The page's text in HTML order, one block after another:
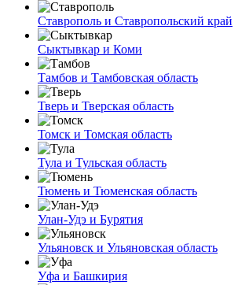
Ставрополь и Ставропольский край
Сыктывкар и Коми
Тамбов и Тамбовская область
Тверь и Тверская область
Томск и Томская область
Тула и Тульская область
Тюмень и Тюменская область
Улан-Удэ и Бурятия
Ульяновск и Ульяновская область
Уфа и Башкирия